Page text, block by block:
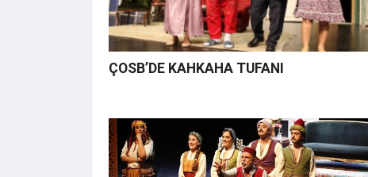
ÇOSB’DE KAHKAHA TUFANI